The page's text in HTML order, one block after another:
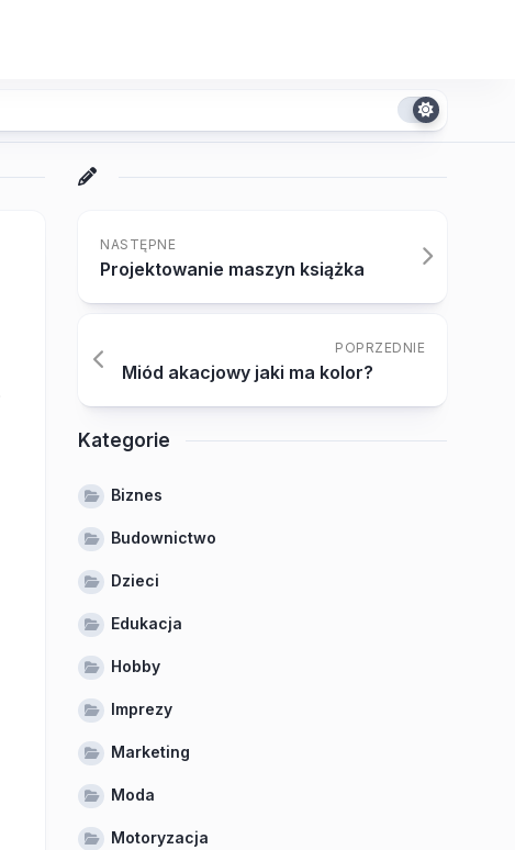
NASTĘPNE
Projektowanie maszyn książka
POPRZEDNIE
Miód akacjowy jaki ma kolor?
Kategorie
Biznes
Budownictwo
Dzieci
Edukacja
Hobby
Imprezy
Marketing
Moda
Motoryzacja